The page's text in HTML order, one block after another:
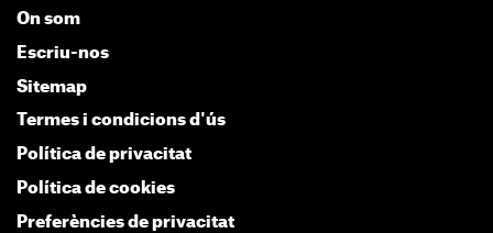
On som
Escriu-nos
Sitemap
Termes i condicions d'ús
Política de privacitat
Política de cookies
Preferències de privacitat